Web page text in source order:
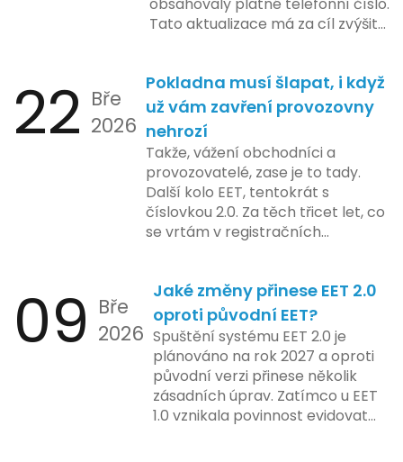
potřebné technologie by měly
být dostupné k testování v rámci
plánovaná na první pololetí
následujícího roku, je zaměřena
na školení a edukaci uživatelů,
včetně přípravy materiálů a
školení pro zaměstnavatele a
účetní firmy. V této fázi dojde
také k oficiálnímu spuštění
systému pro vybrané segmenty
podnikání. Třetí a konečná fáze
integraci systému EET 2.0 do
praxe, s povinností prodejců
zapojit se do nového systému,
včetně zvýšeného dohledu nad
dodržováním pravidel.
obsahovaly platné telefonní číslo.
Tato aktualizace má za cíl zvýšit
České republice. Povinnost uvést
telefonní číslo se týká všech
nově registrovaných domén, a
také může ovlivnit stávající
majitele domén při aktualizaci
jejich údajů.
22 Bře
2026
Pokladna musí šlapat, i když
už vám zavření provozovny
nehrozí
Takže, vážení obchodníci a
provozovatelé, zase je to tady.
Další kolo EET, tentokrát s
číslovkou 2.0. Za těch třicet let, co
se vrtám v registračních
pokladen, co se občas zasekly, až
po ty nejmodernější dotykové
systémy, co umí pomalu i kafe
uvařit. A jedno vím jistě: legislativa
se mění, ale základní pravidlo
zůstává – pokladna musí šlapat
jako hodinky. Jinak jsou problémy.
09 Bře
2026
Jaké změny přinese EET 2.0
oproti původní EET?
Spuštění systému EET 2.0 je
plánováno na rok 2027 a oproti
původní verzi přinese několik
zásadních úprav. Zatímco u EET
1.0 vznikala povinnost evidovat